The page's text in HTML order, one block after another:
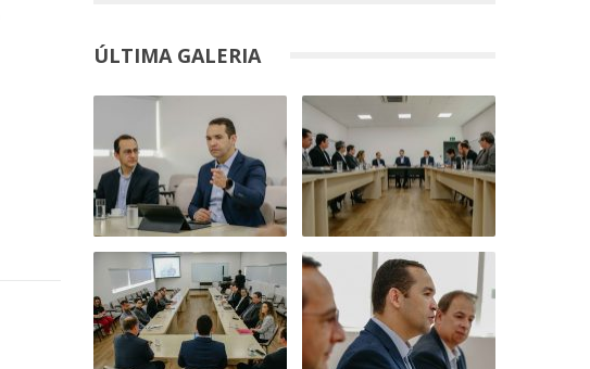
ÚLTIMA GALERIA